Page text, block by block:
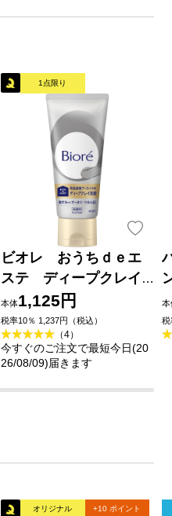
1点限り
ビオレ おうちｄｅエ
ステ ディープクレイ
洗顔 １８０ｇ 花王
本体1,125円
税率10％ 1,237円（税込）
（4）
今すぐのご注文で最短今日(20
26/08/09)届きます
本
税
オリジナル +10 ポイント